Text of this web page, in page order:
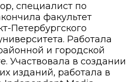
специалист по
факультет
Петербургского
Работала
и городской
Участвовала в создании
изданий, работала в